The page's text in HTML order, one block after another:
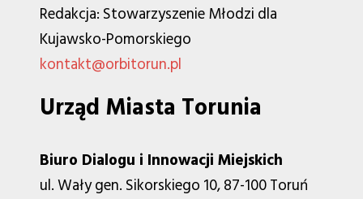
Redakcja: Stowarzyszenie Młodzi dla
Kujawsko-Pomorskiego
kontakt@orbitorun.pl
Urząd Miasta Torunia
Biuro Dialogu i Innowacji Miejskich
ul. Wały gen. Sikorskiego 10, 87-100 Toruń